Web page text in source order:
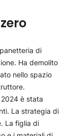
di
Ha demolito
nello spazio
è stata
La strategia di
La figlia di